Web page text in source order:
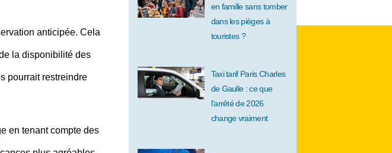
anticipée. Cela
la disponibilité des
pourrait restreindre
en tenant compte des
en famille sans tomber
dans les pièges à
touristes ?
Taxi tarif Paris Charles
de Gaulle : ce que
l’arrêté de 2026
change vraiment